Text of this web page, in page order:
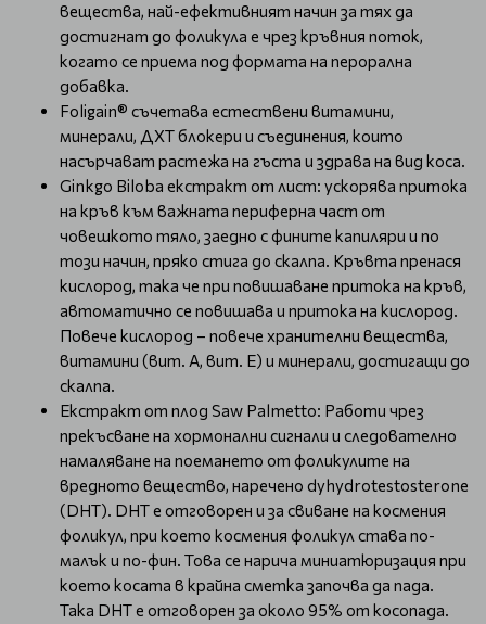
вещества, най-ефективният начин за тях да
достигнат до фоликула е чрез кръвния поток,
когато се приема под формата на перорална
добавка.
Foligain® съчетава естествени витамини,
минерали, ДХТ блокери и съединения, които
насърчават растежа на гъста и здрава на вид коса.
Ginkgo Biloba екстракт от лист: ускорява притока
на кръв към важната периферна част от
човешкото тяло, заедно с фините капиляри и по
този начин, пряко стига до скалпа. Кръвта пренася
кислород, така че при повишаване притока на кръв,
автоматично се повишава и притока на кислород.
Повече кислород – повече хранителни вещества,
витамини (вит. А, вит. Е) и минерали, достигащи до
скалпа.
Екстракт от плод Saw Palmetto: Работи чрез
прекъсване на хормонални сигнали и следователно
намаляване на поемането от фоликулите на
вредното вещество, наречено dyhydrotestosterone
(DHT). DHT е отговорен и за свиване на космения
фоликул, при което космения фоликул става по-
малък и по-фин. Това се нарича миниатюризация при
което косата в крайна сметка започва да пада.
Така DHT е отговорен за около 95% от косопада.